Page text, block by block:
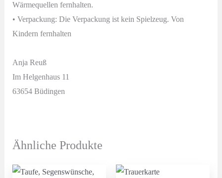
Wärmequellen fernhalten.
• Verpackung: Die Verpackung ist kein Spielzeug. Von
Kindern fernhalten
Anja Reuß
Im Helgenhaus 11
63654 Büdingen
Ähnliche Produkte